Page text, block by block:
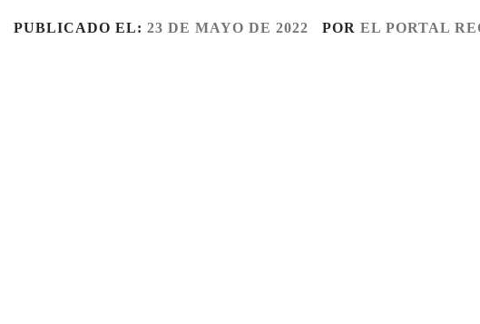
PUBLICADO EL: 23 DE MAYO DE 2022 POR EL PORTAL